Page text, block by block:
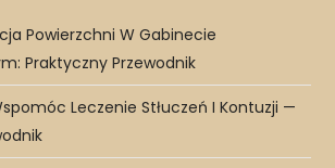
Powierzchni W Gabinecie
Praktyczny Przewodnik
Leczenie Stłuczeń I Kontuzji —